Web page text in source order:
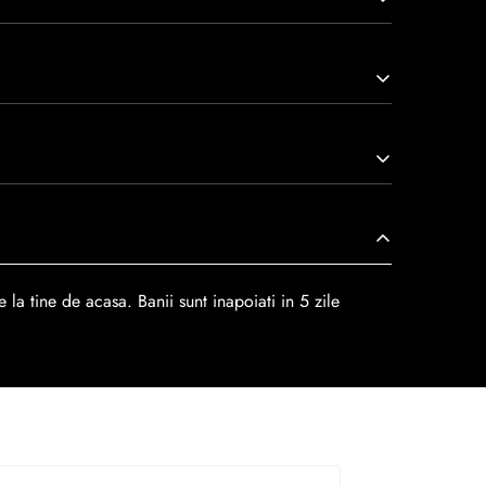
nu doar pantofi, ci opere de artă care transcend
la tine de acasa. Banii sunt inapoiati in 5 zile